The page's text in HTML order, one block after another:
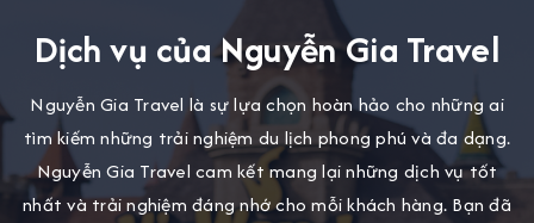
Dịch vụ của Nguyễn Gia Travel
Nguyễn Gia Travel là sự lựa chọn hoàn hảo cho những ai
tìm kiếm những trải nghiệm du lịch phong phú và đa dạng.
Nguyễn Gia Travel cam kết mang lại những dịch vụ tốt
nhất và trải nghiệm đáng nhớ cho mỗi khách hàng. Bạn đã